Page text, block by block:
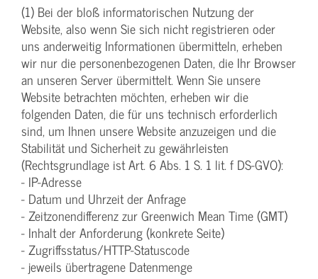
(1) Bei der bloß informatorischen Nutzung der
Website, also wenn Sie sich nicht registrieren oder
uns anderweitig Informationen übermitteln, erheben
wir nur die personenbezogenen Daten, die Ihr Browser
an unseren Server übermittelt. Wenn Sie unsere
Website betrachten möchten, erheben wir die
folgenden Daten, die für uns technisch erforderlich
sind, um Ihnen unsere Website anzuzeigen und die
Stabilität und Sicherheit zu gewährleisten
(Rechtsgrundlage ist Art. 6 Abs. 1 S. 1 lit. f DS-GVO):
- IP-Adresse
- Datum und Uhrzeit der Anfrage
- Zeitzonendifferenz zur Greenwich Mean Time (GMT)
- Inhalt der Anforderung (konkrete Seite)
- Zugriffsstatus/HTTP-Statuscode
- jeweils übertragene Datenmenge